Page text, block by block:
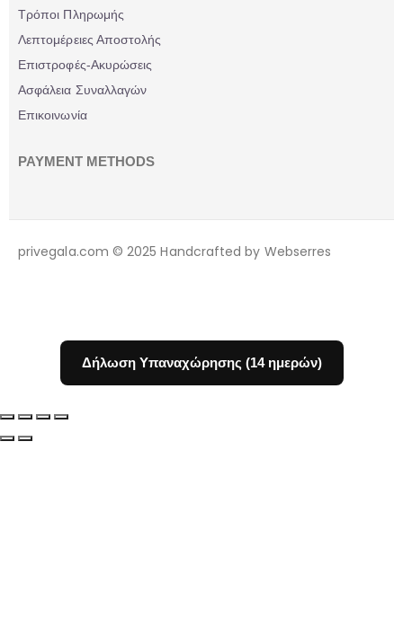
Τρόποι Πληρωμής
Λεπτομέρειες Αποστολής
Επιστροφές-Ακυρώσεις
Ασφάλεια Συναλλαγών
Επικοινωνία
PAYMENT METHODS
privegala.com © 2025 Handcrafted by Webserres
Δήλωση Υπαναχώρησης (14 ημερών)